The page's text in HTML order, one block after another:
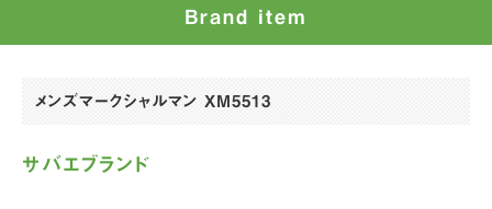
Brand item
メンズマークシャルマン XM5513
サバエブランド